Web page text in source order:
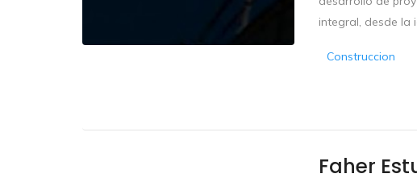
integral, desde la
Construccion
Faher